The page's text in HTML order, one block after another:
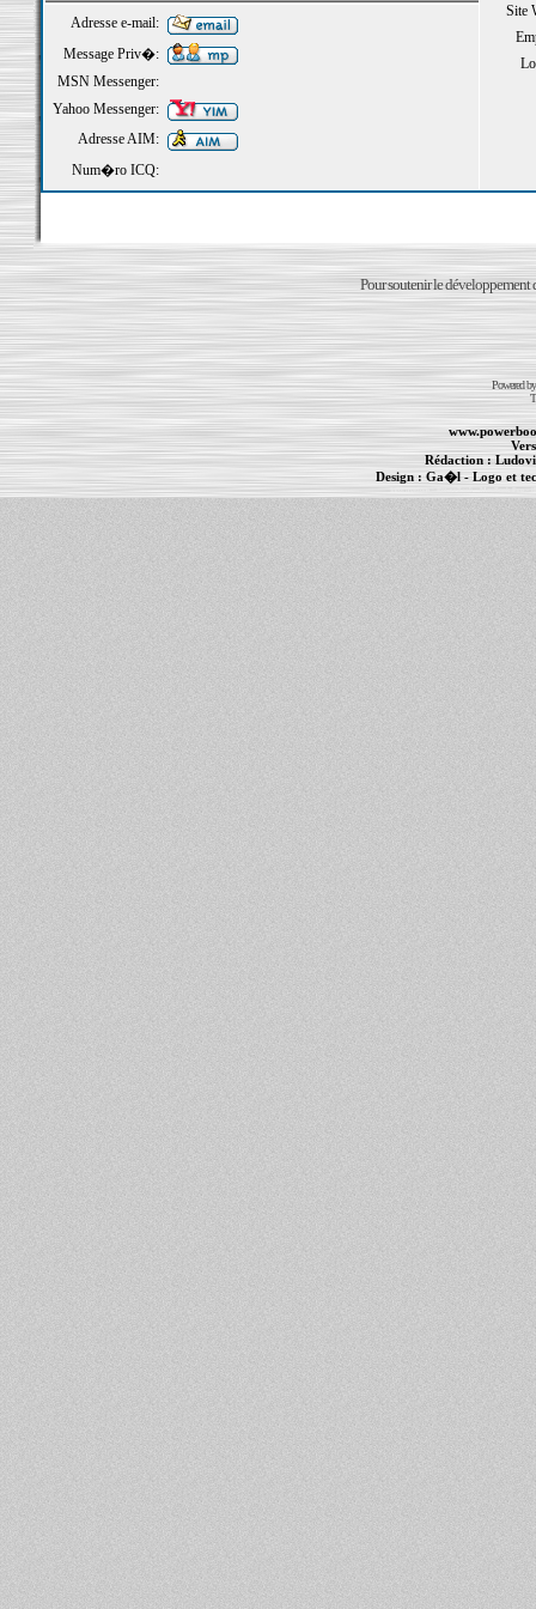
Site
Adresse e-mail:
Message Priv�:
MSN Messenger:
Yahoo Messenger:
Adresse AIM:
Num�ro ICQ:
Pour soutenir le développement
Powered
Rédaction :
Design : Ga�l- Logo et